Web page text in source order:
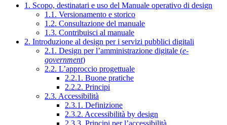
1. Scopo, destinatari e uso del Manuale operativo di design
1.1. Versionamento e storico
1.2. Consultazione del manuale
1.3. Contribuisci al manuale
2. Introduzione al design per i servizi pubblici digitali
2.1. Design per l’amministrazione digitale (e-
government)
2.2. L’approccio progettuale
2.2.1. Buone pratiche
2.2.2. Principi
2.3. Accessibilità
2.3.1. Definizione
2.3.2. Accessibilità by design
2.3.3. Principi per l’accessibilità